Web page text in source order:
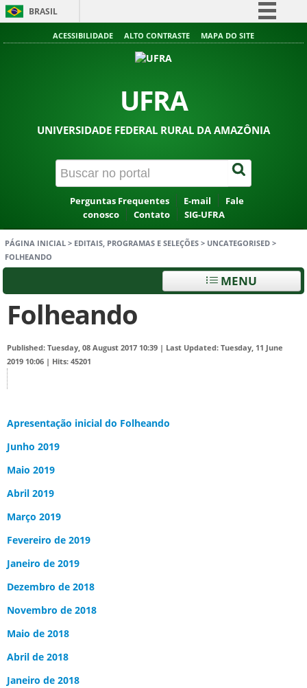
BRASIL
Simplifique!
Acesso à informação
ACESSIBILIDADE ALTO CONTRASTE MAPA DO SITE
UFRA
UNIVERSIDADE FEDERAL RURAL DA AMAZÔNIA
Perguntas Frequentes E-mail
Fale
conosco
Contato SIG-UFRA
PÁGINA INICIAL > EDITAIS, PROGRAMAS E SELEÇÕES > UNCATEGORISED >
FOLHEANDO
MENU
Folheando
Published: Tuesday, 08 August 2017 10:39 | Last Updated: Tuesday, 11 June
2019 10:06 | Hits: 45201
Apresentação inicial do Folheando
Junho 2019
Maio 2019
Abril 2019
Março 2019
Fevereiro de 2019
Janeiro de 2019
Dezembro de 2018
Novembro de 2018
Maio de 2018
Abril de 2018
Janeiro de 2018